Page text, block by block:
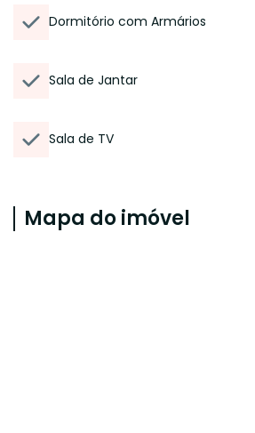
Dormitório com Armários
Sala de Jantar
Sala de TV
Mapa do imóvel